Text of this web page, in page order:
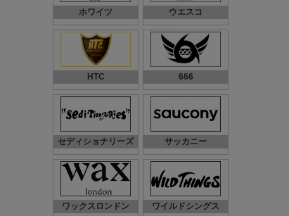
ホワイツ ウエスコ
HTC 666
セディショナリーズ サッカニー
ワックスロンドン ワイルドシングス